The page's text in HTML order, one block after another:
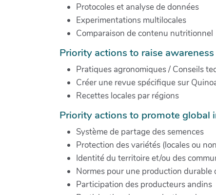
Protocoles et analyse de données
Experimentations multilocales
Comparaison de contenu nutritionnel
Priority actions to raise awareness
Pratiques agronomiques / Conseils
Créer une revue spécifique sur
Recettes locales par régions
Priority actions to promote global
Système de partage des semences
Protection des variétés (locales ou
Identité du territoire et/ou des
Normes pour une production durable
Participation des producteurs andins